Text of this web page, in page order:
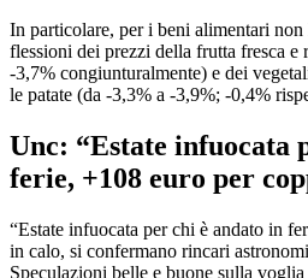
In particolare, per i beni alimentari
flessioni dei prezzi della frutta fresca e
-3,7% congiunturalmente) e dei
le patate (da -3,3% a -3,9%; -0,4%
Unc: “Estate infuocata
ferie, +108 euro per
“Estate infuocata per chi è andato in
in calo, si confermano rincari
Speculazioni belle e buone sulla